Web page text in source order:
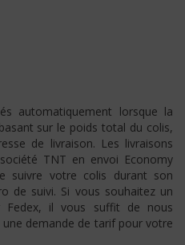
automatiquement lorsque la
sur le poids total du colis,
de livraison. Les livraisons
TNT en envoi Economy
suivre votre colis durant son
de suivi. Si vous souhaitez un
Fedex, il vous suffit de nous
demande de tarif pour votre